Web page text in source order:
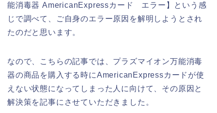
能消毒器 AmericanExpressカード エラー】という感
じで調べて、ご自身のエラー原因を解明しようとされ
たのだと思います。
なので、こちらの記事では、プラズマイオン万能消毒
器の商品を購入する時にAmericanExpressカードが使
えない状態になってしまった人に向けて、その原因と
解決策を記事にさせていただきました。